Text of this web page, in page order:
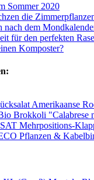
Sommer 2020
die
nach dem
für den perfekten
Komposter?
Amerikaanse
Brokkoli "Calabrese
Mehrpositions-
Pflanzen &